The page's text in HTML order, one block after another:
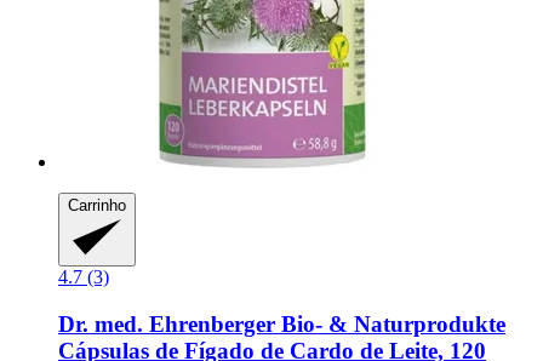
Carrinho
4.7 (3)
Dr. med. Ehrenberger Bio- & Naturprodukte
Cápsulas de Fígado de Cardo de Leite, 120